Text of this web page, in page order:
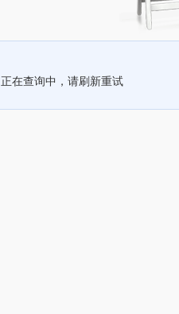
正在查询中，请刷新重试